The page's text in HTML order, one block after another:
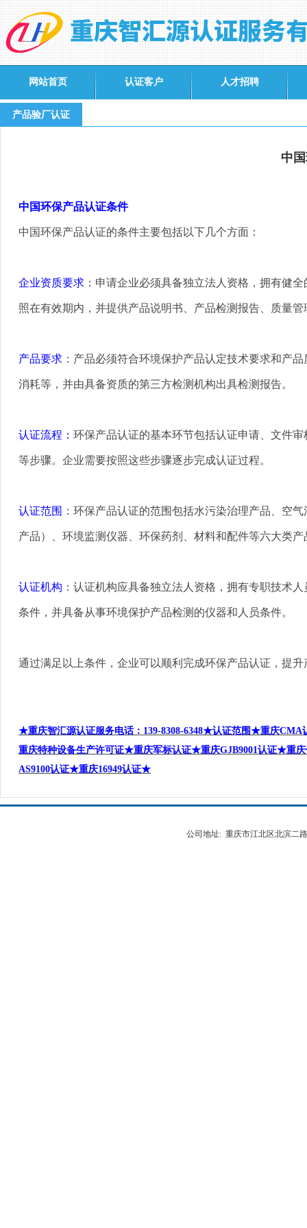
网站首页 认证客户 人才招聘
产品验厂认证
中
中国环保产品认证条件
中国环保产品认证的条件主要包括以下几个方面 ：
企业资质要求 ：申请企业必须具备独立法人资格，拥有健
照在有效期内，并提供产品说明书、产品检测报告、质量
产品要求 ：产品必须符合环境保护产品认定技术要求和产
消耗等，并由具备资质的第三方检测机构出具检测报告。
认证流程 ： 环保产品认证的基本环节包括认证申请、文件
等步骤。企业需要按照这些步骤逐步完成认证过程。
认证范围 ：环保产品认证的范围包括水污染治理产品、空
产品）、环境监测仪器、环保药剂、材料和配件等六大类产
认证机构 ：认证机构应具备独立法人资格，拥有专职技术
条件，并具备从事环境保护产品检测的仪器和人员条件。
通过满足以上条件，企业可以顺利完成环保产品认证，提
★重庆智汇源认证服务电话： 139-8308-6348★认证范围★重庆CMA
重庆特种设备生产许可证★重庆军标认证★重庆GJB9001认证★重
AS9100认证★重庆16949认证★
公司地址: 重庆市江北区北滨二